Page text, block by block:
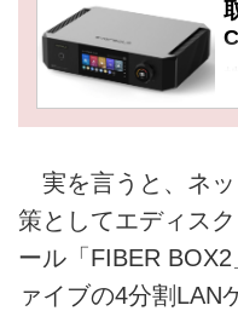
実を言うと、ネ
策としてエディス
ール「FIBER
ァイブの4分割LAN